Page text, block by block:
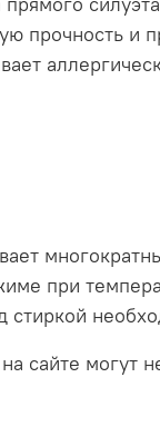
прочность и
при
сайте могут